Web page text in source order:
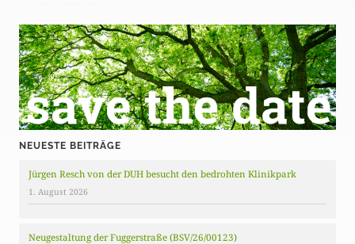
NEUESTE BEITRÄGE
Jürgen Resch von der DUH besucht den bedrohten Klinikpark
1. August 2026
Neugestaltung der Fuggerstraße (BSV/26/00123)